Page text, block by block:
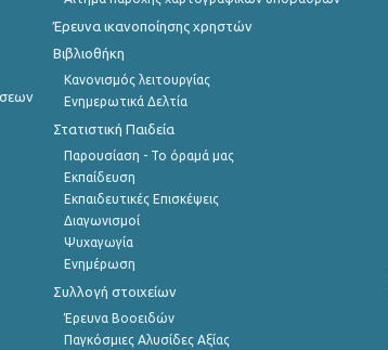
Έρευνα ικανοποίησης χρηστών
Βιβλιοθήκη
Κανονισμός λειτουργίας
Ενημερωτικά Δελτία
Στατιστική Παιδεία
Παρουσίαση - Το όραμά μας
Εκπαίδευση
Εκπαιδευτικές Επισκέψεις
Διαγωνισμοί
Ψυχαγωγία
Ενημέρωση
Συλλογή στοιχείων
Έρευνα Βοοειδών
Παγκόσμιες Αλυσίδες Αξίας